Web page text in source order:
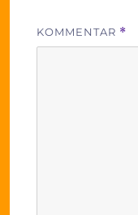
KOMMENTAR *